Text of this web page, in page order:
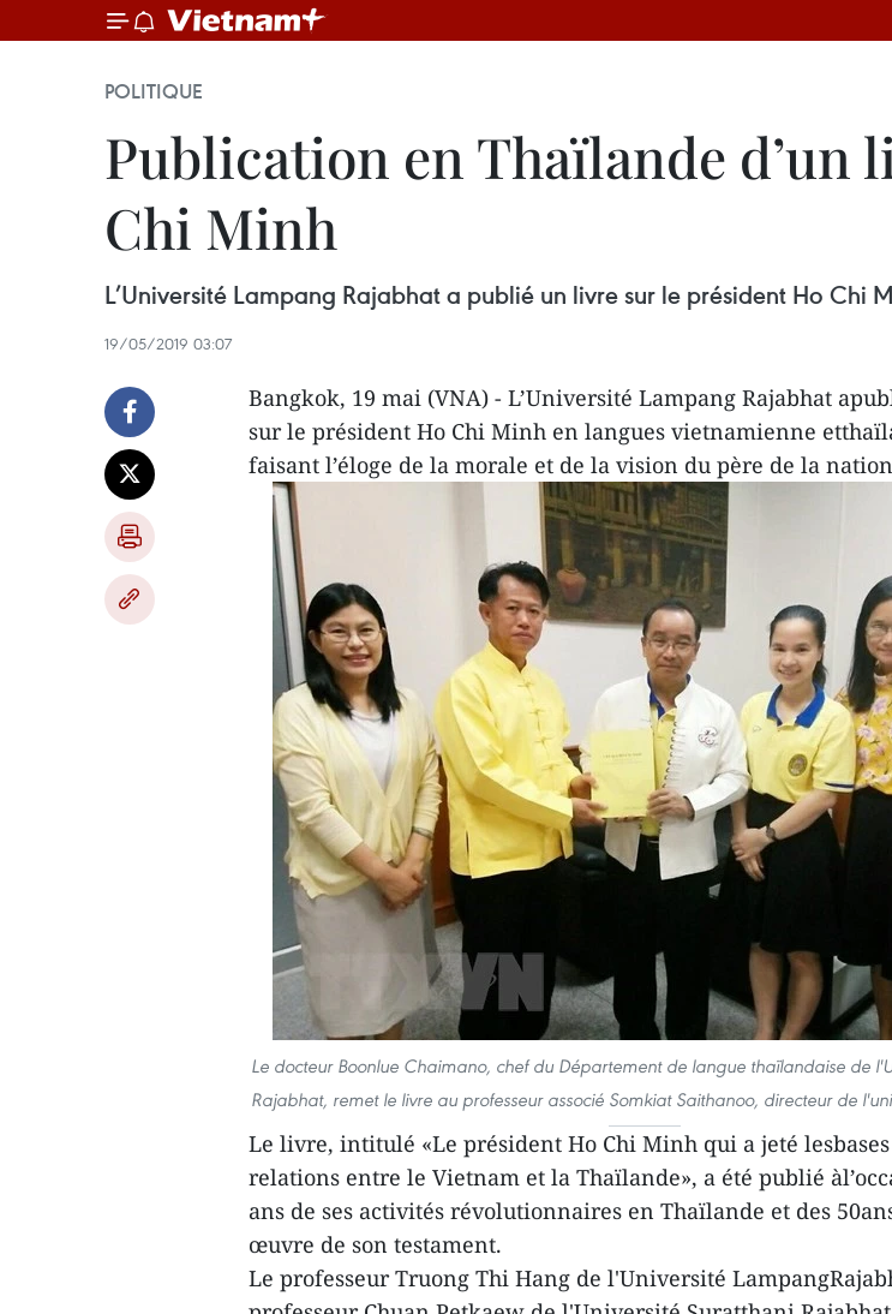
POLITIQUE
Publication en Thaïlande d’un
Chi Minh
L’Université Lampang Rajabhat a publié un livre sur le président Ho Chi
19/05/2019 03:07
Bangkok, 19 mai (VNA) - L’Université Lampang Rajabhat
sur le président Ho Chi Minh en langues vietnamienne
faisant l’éloge de la morale et de la vision du père de la
Le docteur Boonlue Chaimano, chef du Département de langue thaïlandaise de
Rajabhat, remet le livre au professeur associé Somkiat Saithanoo, directeur de
Le livre, intitulé «Le président Ho Chi Minh qui a jeté
relations entre le Vietnam et la Thaïlande», a été publié
ans de ses activités révolutionnaires en Thaïlande et des
œuvre de son testament.
Le professeur Truong Thi Hang de l'Université